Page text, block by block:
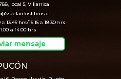
local 5, Villarrica
13.45 hrs/15.15 a 18.30 hrs
a 14.00 hrs
mensaje